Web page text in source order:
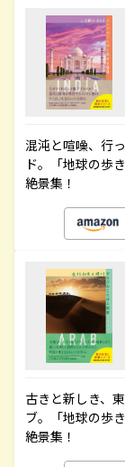
混沌と喧噪、行
ド。「地球の歩
絶景集！
古きと新しき、
ブ。「地球の歩
絶景集！